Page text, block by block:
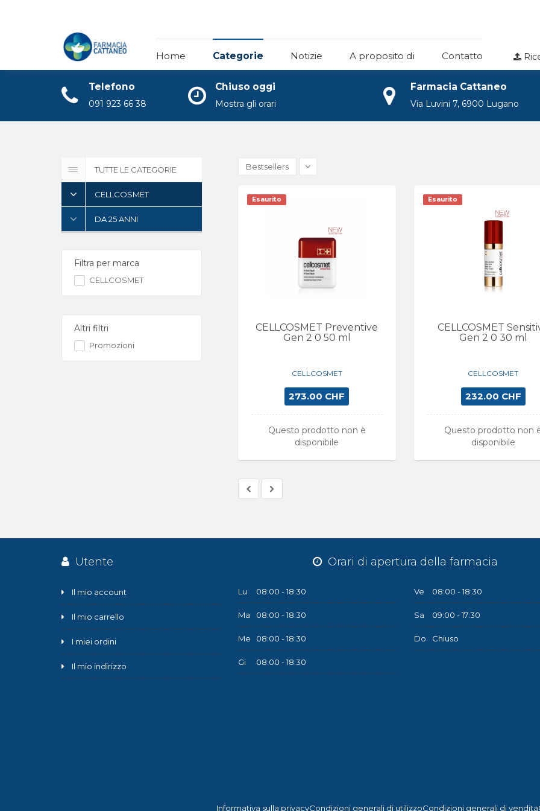
Home Categorie Notizie A proposito di Contatto
Telefono
091 923 66 38
Chiuso oggi
Mostra gli orari
Farmacia Cattaneo
Via Luvini 7, 6900 Lugano
A proposito di
Ricetta
TUTTE LE CATEGORIE
CELLCOSMET
DA 25 ANNI
Filtra per marca
CELLCOSMET
Altri filtri
Promozioni
Bestsellers
Esaurito
CELLCOSMET Preventive
Gen 2 0 50 ml
CELLCOSMET
273.00 CHF
Questo prodotto non è
disponibile
Esaurito
CELLCOSMET
Gen 2 0 30 ml
CELLCOSMET
232.00 CHF
Questo prodotto non
disponibile
Utente
Il mio account
Il mio carrello
I miei ordini
Il mio indirizzo
Orari di apertura della farmacia
Lu 08:00 - 18:30
Ma 08:00 - 18:30
Me 08:00 - 18:30
Gi 08:00 - 18:30
Ve 08:00 - 18:30
Sa 09:00 - 17:30
Do Chiuso
Informativa sulla privacyCondizioni generali di utilizzoCondizioni generali di vendita